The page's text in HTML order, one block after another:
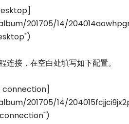
201705/14/
连接，在空白处填写如下配置。
connection]
201705/14/